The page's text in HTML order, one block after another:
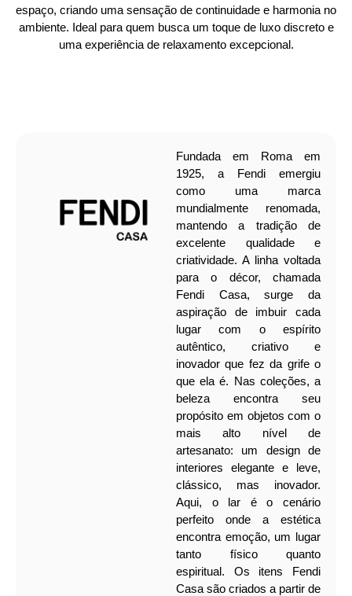
espaço, criando uma sensação de continuidade e harmonia no
ambiente. Ideal para quem busca um toque de luxo discreto e
uma experiência de relaxamento excepcional.
Fundada em Roma em
1925, a Fendi emergiu
como uma marca
mundialmente renomada,
mantendo a tradição de
excelente qualidade e
criatividade. A linha voltada
para o décor, chamada
Fendi Casa, surge da
aspiração de imbuir cada
lugar com o espírito
autêntico, criativo e
inovador que fez da grife o
que ela é. Nas coleções, a
beleza encontra seu
propósito em objetos com o
mais alto nível de
artesanato: um design de
interiores elegante e leve,
clássico, mas inovador.
Aqui, o lar é o cenário
perfeito onde a estética
encontra emoção, um lugar
tanto físico quanto
espiritual.
Os itens Fendi
Casa são criados a partir de